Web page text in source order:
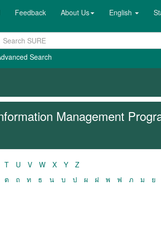
Feedback About Us English
Search
Management
T U V W X Y
Z
ต ถ ท ธ น บ ป ผ ฝ พ ฟ ภ ม ย